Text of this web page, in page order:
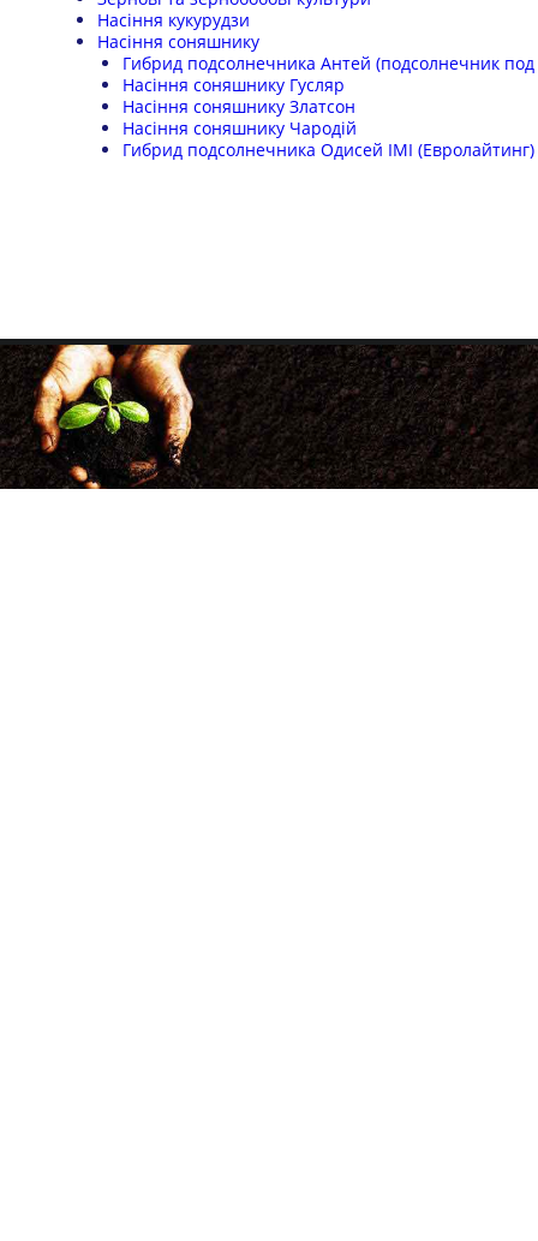
Насіння кукурудзи
Насіння соняшнику
Гибрид подсолнечника Антей (подсолнечник под
Насіння соняшнику Гусляр
Насіння соняшнику Златсон
Насіння соняшнику Чародій
Гибрид подсолнечника Одисей IMI (Евролайтинг)